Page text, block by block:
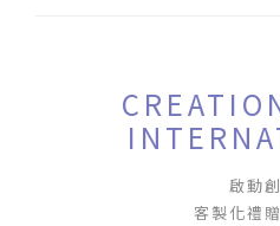
啟動
客製化禮